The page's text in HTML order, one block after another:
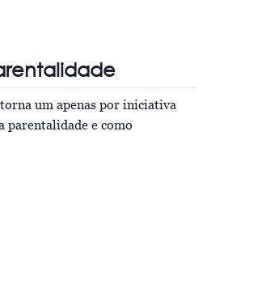
um apenas por iniciativa
parentalidade e como